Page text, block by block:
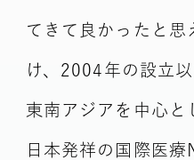
てきて良かったと思
け、2004年の設立
東南アジアを中心と
日本発祥の国際医療